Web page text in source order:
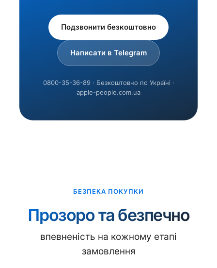
Подзвонити безкоштовно
Написати в Telegram
0800-35-36-89 · Безкоштовно по Україні ·
apple-people.com.ua
БЕЗПЕКА ПОКУПКИ
Прозоро та безпечно
впевненість на кожному етапі
замовлення